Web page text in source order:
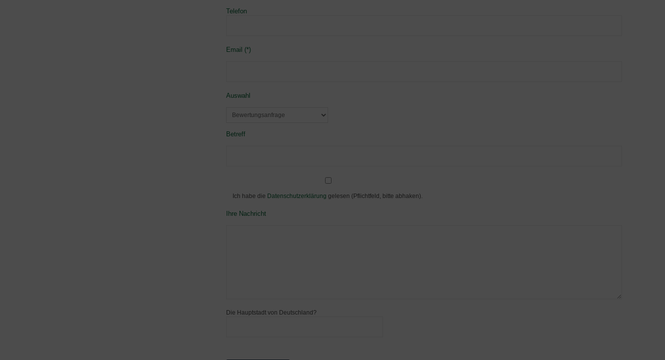
Telefon
Email (*)
Auswahl
Betreff
Ich habe die Datenschutzerklärung gelesen (Pflichtfeld, bitte abhaken).
Ihre Nachricht
Die Hauptstadt von Deutschland?